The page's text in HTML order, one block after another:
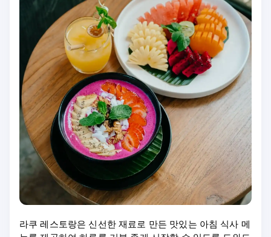
라쿠 레스토랑은 신선한 재료로 만든 맛있는 아침 식사 메